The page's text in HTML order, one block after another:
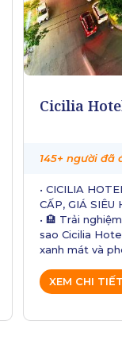
Cicilia
145+ người đã
• CICILIA
CẤP, GIÁ SIÊU
• 🏨 Trải
sao Cicilia
xanh mát và
XEM CHI TIẾT